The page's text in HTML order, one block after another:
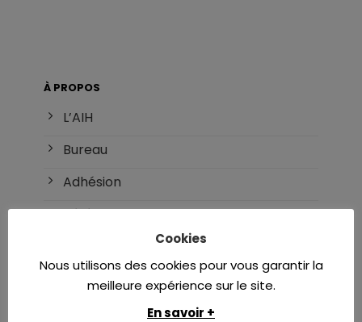
À PROPOS
L’AIH
Bureau
Adhésion
Référents
INTERNAT
DES d’hématologie
Cookies
Nous utilisons des cookies pour vous garantir la
meilleure expérience sur le site.
En savoir +